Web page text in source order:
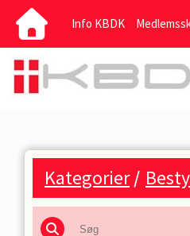
Info KBDK
Kategorier/